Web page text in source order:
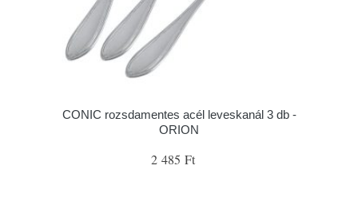
CONIC rozsdamentes acél leveskanál 3 db -
ORION
2 485 Ft